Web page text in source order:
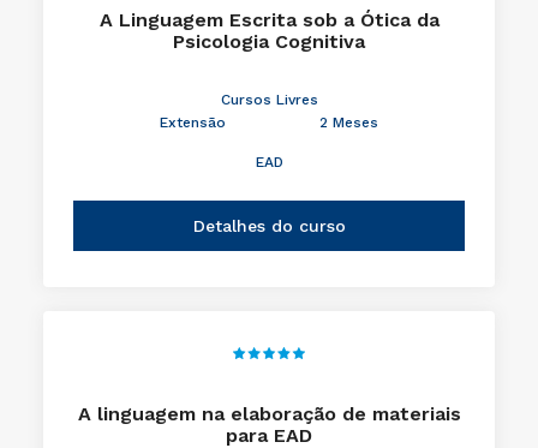
A Linguagem Escrita sob a Ótica da
Psicologia Cognitiva
Cursos Livres
Extensão
2 Meses
EAD
Detalhes do curso
A linguagem na elaboração de materiais
para EAD